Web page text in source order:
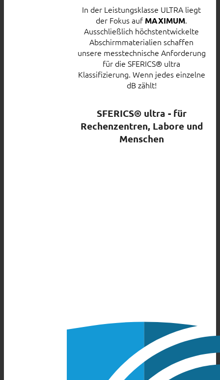
In der Leistungsklasse ULTRA liegt
der Fokus auf MAXIMUM.
Ausschließlich höchstentwickelte
Abschirmmaterialien schaffen
unsere messtechnische Anforderung
für die SFERICS® ultra
Klassifizierung. Wenn jedes einzelne
dB zählt!
SFERICS® ultra - für
Rechenzentren, Labore und
Menschen